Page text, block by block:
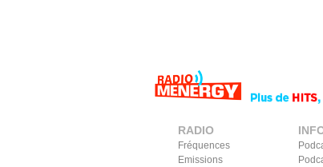
RADIO
Fréquences
Emissions